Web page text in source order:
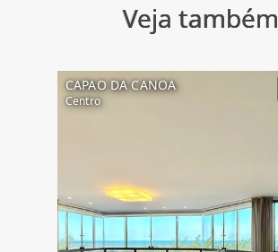
Veja também
CAPAO DA CANOA
Centro